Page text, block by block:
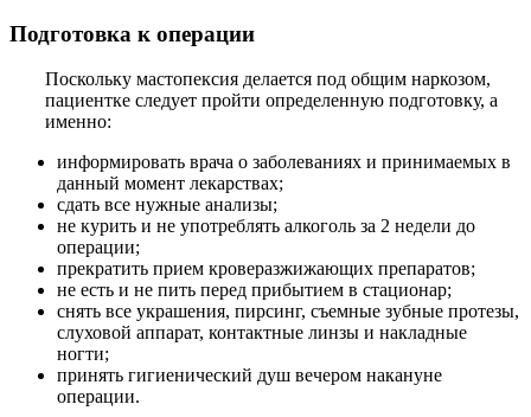
Подготовка к операции
Поскольку мастопексия делается под общим наркозом,
пациентке следует пройти определенную подготовку, а
именно:
информировать врача о заболеваниях и принимаемых в
данный момент лекарствах;
сдать все нужные анализы;
не курить и не употреблять алкоголь за 2 недели до
операции;
прекратить прием кроверазжижающих препаратов;
не есть и не пить перед прибытием в стационар;
снять все украшения, пирсинг, съемные зубные протезы,
слуховой аппарат, контактные линзы и накладные
ногти;
принять гигиенический душ вечером накануне
операции.